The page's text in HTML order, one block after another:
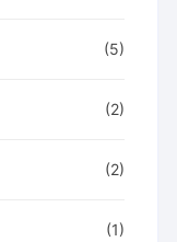
(5)
(2)
(2)
(1)